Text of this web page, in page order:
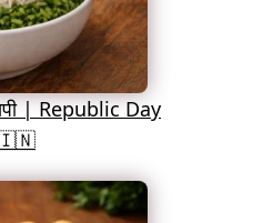
| Republic Day
🇮🇳